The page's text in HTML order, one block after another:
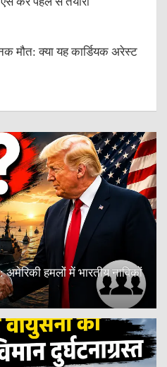
मौत: क्या यह कार्डियक अरेस्ट
अमेरिकी हमलों में भारतीय नाविकों